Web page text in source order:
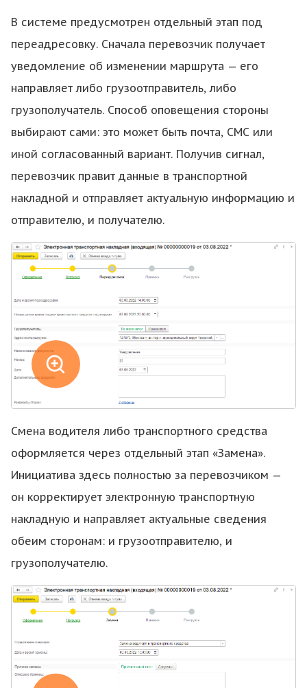
В системе предусмотрен отдельный этап под
переадресовку. Сначала перевозчик получает
уведомление об изменении маршрута — его
направляет либо грузоотправитель, либо
грузополучатель. Способ оповещения стороны
выбирают сами: это может быть почта, СМС или
иной согласованный вариант. Получив сигнал,
перевозчик правит данные в транспортной
накладной и отправляет актуальную информацию и
отправителю, и получателю.
Смена водителя либо транспортного средства
оформляется через отдельный этап «Замена».
Инициатива здесь полностью за перевозчиком —
он корректирует электронную транспортную
накладную и направляет актуальные сведения
обеим сторонам: и грузоотправителю, и
грузополучателю.